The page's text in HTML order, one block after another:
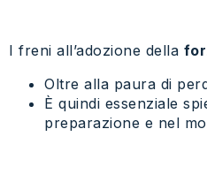
I freni all’adozione della
Oltre alla paura di
È quindi essenziale
preparazione e nel